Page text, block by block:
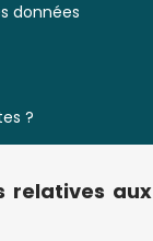
données
?
relatives aux